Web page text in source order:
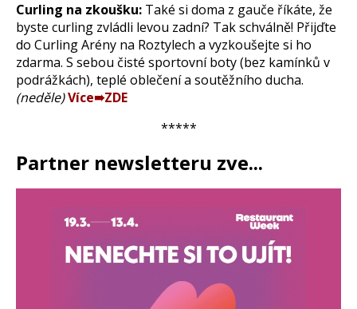
Curling na zkoušku: Také si doma z gauče říkáte, že
byste curling zvládli levou zadní? Tak schválně! Přijďte
do Curling Arény na Roztylech a vyzkoušejte si ho
zdarma. S sebou čisté sportovní boty (bez kamínků v
podrážkách), teplé oblečení a soutěžního ducha.
(neděle)Více➠ZDE
*****
Partner newsletteru zve...